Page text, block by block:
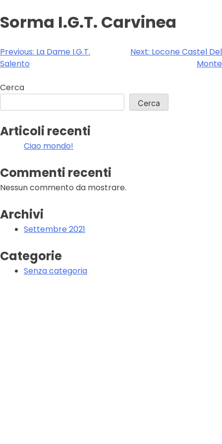
Sorma I.G.T. Carvinea
Navigazione
articoli
Previous: La Dame I.G.T.
Salento
Next: Locone Castel Del
Monte
Cerca
Cerca
Articoli recenti
Ciao mondo!
Commenti recenti
Nessun commento da mostrare.
Archivi
Settembre 2021
Categorie
Senza categoria